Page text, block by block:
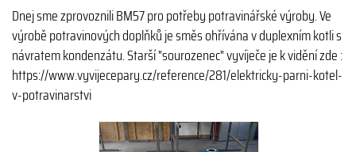
Dnej sme zprovoznili BM57 pro potřeby potravinářské výroby. Ve
výrobě potravinových doplňků je směs ohřívána v duplexním kotli s
návratem kondenzátu. Starší "sourozenec" vyvíječe je k vidění zde :
https://www.vyvijecepary.cz/reference/281/elektricky-parni-kotel-
v-potravinarstvi